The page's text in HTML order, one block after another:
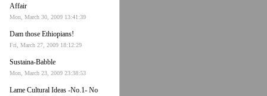
Affair
Mon, March 30, 2009 13:41:39
Dam those Ethiopians!
Fri, March 27, 2009 18:12:29
Sustaina-Babble
Mon, March 23, 2009 23:38:53
Lame Cultural Ideas -No.1- No